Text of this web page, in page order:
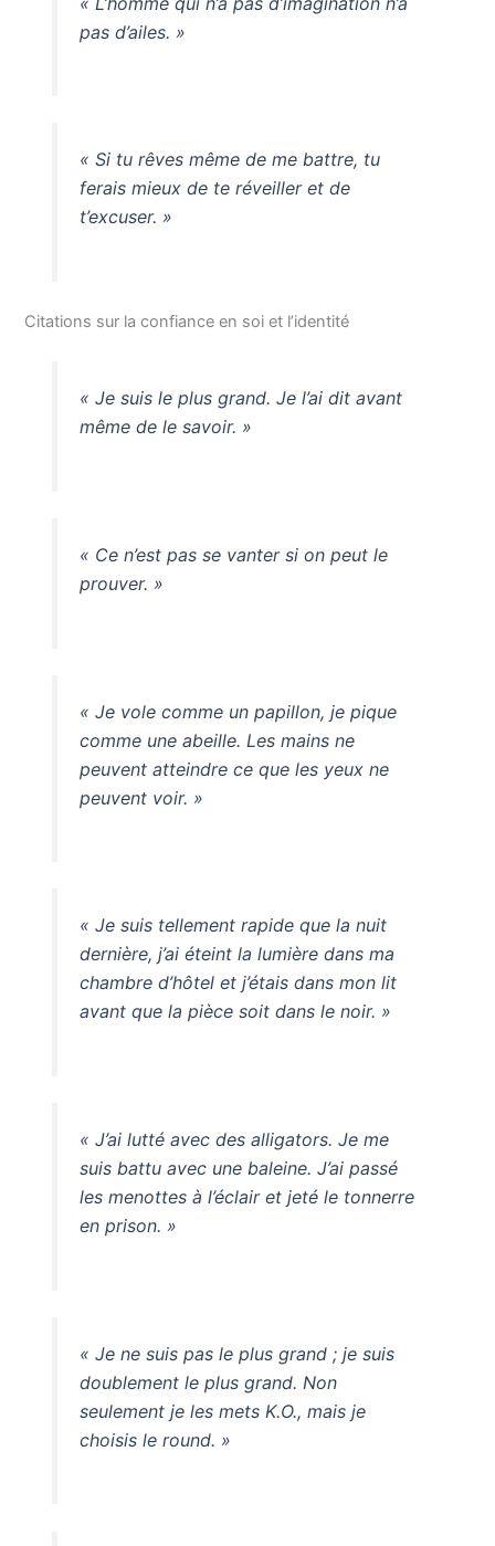
pas d’ailes. »
« Si tu rêves même de me battre, tu
ferais mieux de te réveiller et de
t’excuser. »
Citations sur la confiance en soi et l’identité
« Je suis le plus grand. Je l’ai dit avant
même de le savoir. »
« Ce n’est pas se vanter si on peut le
prouver. »
« Je vole comme un papillon, je pique
comme une abeille. Les mains ne
peuvent atteindre ce que les yeux ne
peuvent voir. »
« Je suis tellement rapide que la nuit
dernière, j’ai éteint la lumière dans ma
chambre d’hôtel et j’étais dans mon lit
avant que la pièce soit dans le noir. »
« J’ai lutté avec des alligators. Je me
suis battu avec une baleine. J’ai passé
les menottes à l’éclair et jeté le tonnerre
en prison. »
« Je ne suis pas le plus grand ; je suis
doublement le plus grand. Non
seulement je les mets K.O., mais je
choisis le round. »